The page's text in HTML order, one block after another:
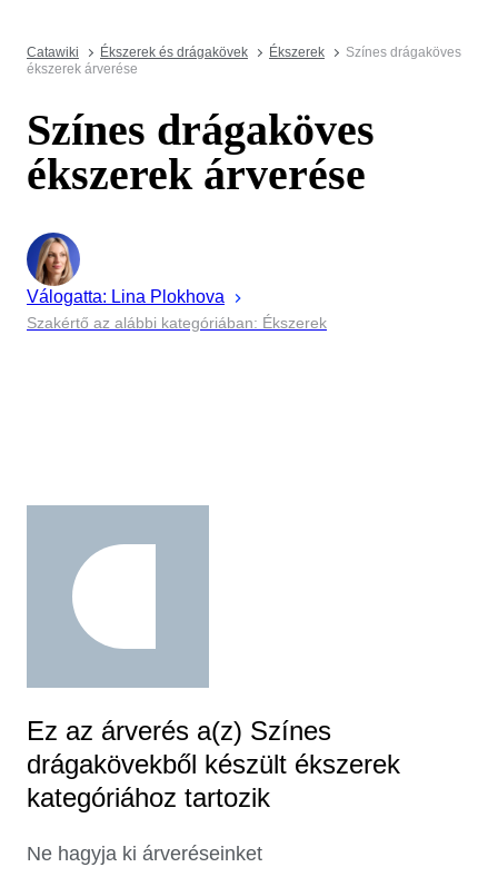
Catawiki Ékszerek és drágakövek Ékszerek
Színes drágaköves
ékszerek árverése
Színes drágaköves
ékszerek árverése
Válogatta: Lina Plokhova
Szakértő az alábbi kategóriában: Ékszerek
Ez az árverés a(z) Színes
drágakövekből készült ékszerek
kategóriához tartozik
Ne hagyja ki árveréseinket